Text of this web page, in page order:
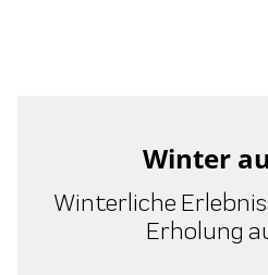
Winter
Winterliche
Erholung